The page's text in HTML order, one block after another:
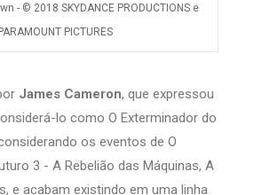
- © 2018 SKYDANCE PRODUCTIONS e
PICTURES
James Cameron, que expressou
lo como O Exterminador do
os eventos de O
3 - A Rebelião das Máquinas, A
e acabam existindo em uma linha